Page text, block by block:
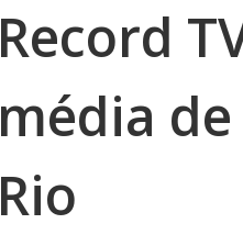
Record
média
Rio